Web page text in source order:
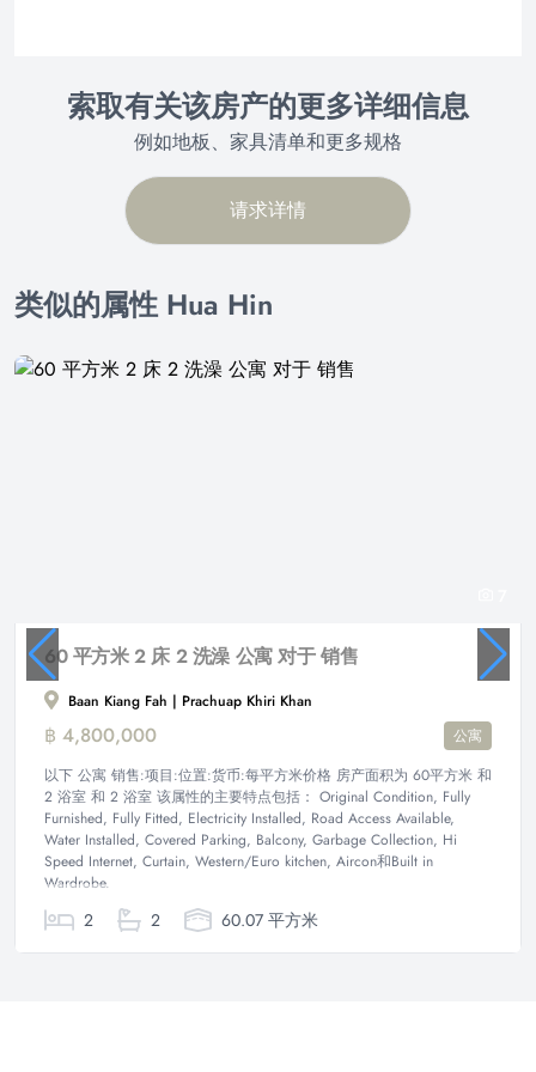
索取有关该房产的更多详细信息
例如地板、家具清单和更多规格
请求详情
类似的属性 Hua Hin
60 平方米 2 床 2 洗澡 公寓 对于 销售
Baan Kiang Fah | Prachuap Khiri Khan
฿ 4,800,000
公寓
以下 公寓 销售:项目:位置:货币:每平方米价格 房产面积为 60平方米 和
2 浴室 和 2 浴室 该属性的主要特点包括： Original Condition, Fully
Furnished, Fully Fitted, Electricity Installed, Road Access Available,
Water Installed, Covered Parking, Balcony, Garbage Collection, Hi
Speed Internet, Curtain, Western/Euro kitchen, Aircon和Built in
Wardrobe.
2 2 60.07 平方米